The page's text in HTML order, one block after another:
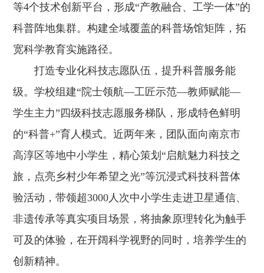
等4个技术创新平台，形成“产教融合、工学一体”的
科普阵地集群。构建全域覆盖的科普场馆矩阵，拓
宽科学教育实施路径。
打造专业化科技志愿队伍，提升科普服务能
级。学校组建“院士领航—工匠示范—教师赋能—
学生主力”四级科技志愿服务梯队，形成特色鲜明
的“科普+”育人模式。近两年来，团队面向南京市
高淳区等地中小学生，精心策划“启航魅力科技之
旅，点亮乡村少年希望之光”等沉浸式科技科普体
验活动，带领超3000人次中小学生走进卫星通信、
非遗传承等真实项目场景，将抽象原理转化为触手
可及的体验，在开阔科学视野的同时，培养学生的
创新精神。